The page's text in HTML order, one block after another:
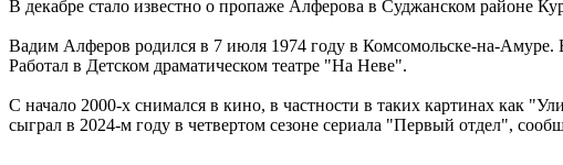
В декабре стало известно о пропаже Алферова в Суджанском районе
Вадим Алферов родился в 7 июля 1974 году в Комсомольске-на-Амуре.
Работал в Детском драматическом театре "На Неве".
С начало 2000-х снимался в кино, в частности в таких картинах как
сыграл в 2024-м году в четвертом сезоне сериала "Первый отдел",